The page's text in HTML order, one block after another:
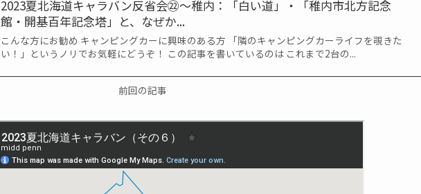
2023夏北海道キャラバン反省会㉒～稚内：「白い道」・「稚内市北方記念
館・開基百年記念塔」と、なぜか...
こんな方にお勧め キャンピングカーに興味のある方 「隣のキャンピングカーライフを覗きた
い！」というノリでお気軽にどうぞ！ この記事を書いているのは これまで2台の...
前回の記事